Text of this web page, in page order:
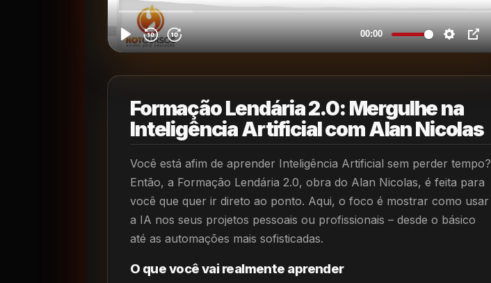
Formação Lendária 2.0: Mergulhe na
Inteligência Artificial com Alan Nicolas
Você está afim de aprender Inteligência Artificial sem perder tempo?
Então, a Formação Lendária 2.0, obra do Alan Nicolas, é feita para
você que quer ir direto ao ponto. Aqui, o foco é mostrar como usar
a IA nos seus projetos pessoais ou profissionais – desde o básico
até as automações mais sofisticadas.
O que você vai realmente aprender